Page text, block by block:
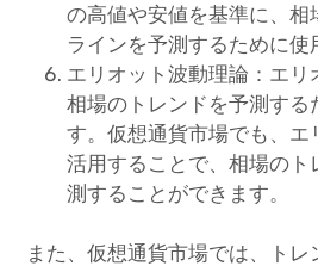
の高値や安値を基準に、相
ラインを予測するために使
エリオット波動理論：エリ
相場のトレンドを予測する
す。仮想通貨市場でも、エ
活用することで、相場のト
測することができます。
また、仮想通貨市場では、トレ